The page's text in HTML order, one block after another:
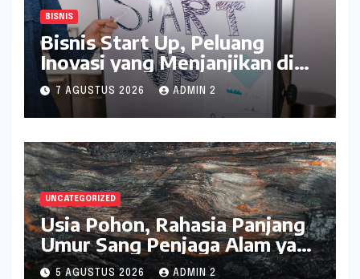
BISNIS
Bisnis Start Up, Peluang
Inovasi yang Menjanjikan di
Era Digital
7 AGUSTUS 2026 ADMIN 2
UNCATEGORIZED
Usia Pohon, Rahasia Panjang
Umur Sang Penjaga Alam yang
Menakjubkan
5 AGUSTUS 2026 ADMIN 2